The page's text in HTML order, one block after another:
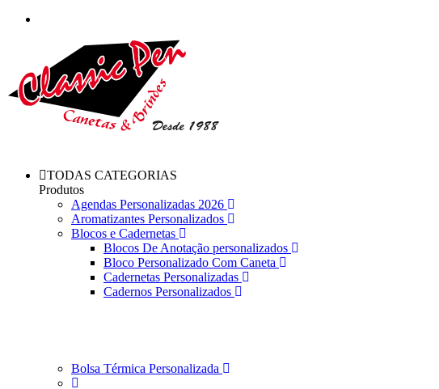
TODAS CATEGORIAS
Produtos
Agendas Personalizadas 2026
Aromatizantes Personalizados
Blocos e Cadernetas
Blocos De Anotação personalizados
Bloco Personalizado Com Caneta
Cadernetas Personalizadas
Cadernos Personalizados
Bolsa Térmica Personalizada